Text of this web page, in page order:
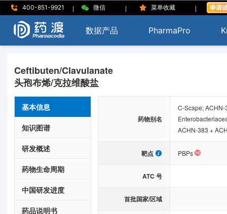
400-851-9921 | 微信 | 菜单收藏 |
数据产品 PharmaPro
Ceftibuten/Clavulanate
头孢布烯/克拉维酸盐
基本信息
知识图谱
研发概述
药物生命周期
中国研发进度
药品说明书
药物别名
C-Scape;
ACHN-383 +
靶点 PBPs
ATC 号
首批国家/区域